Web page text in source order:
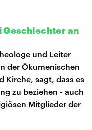
Geschlechter an
und Leiter
der Ökumenischen
Kirche, sagt, dass es
zu beziehen - auch
Mitglieder der